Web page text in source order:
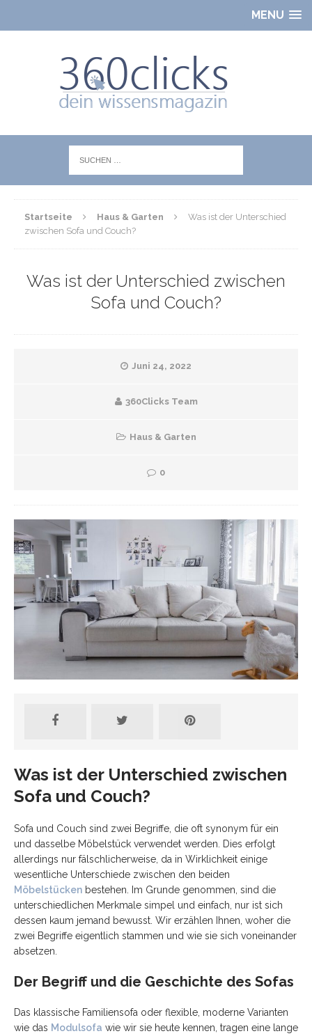
MENU
Startseite Haus & Garten
Was ist der Unterschied
zwischen Sofa und Couch?
Was ist der Unterschied zwischen
Sofa und Couch?
Juni 24, 2022
360Clicks Team
Haus & Garten
0
Was ist der Unterschied zwischen
Sofa und Couch?
Sofa und Couch sind zwei Begriffe, die oft synonym für ein
und dasselbe Möbelstück verwendet werden. Dies erfolgt
allerdings nur fälschlicherweise, da in Wirklichkeit einige
wesentliche Unterschiede zwischen den beiden
Möbelstücken bestehen. Im Grunde genommen, sind die
unterschiedlichen Merkmale simpel und einfach, nur ist sich
dessen kaum jemand bewusst. Wir erzählen Ihnen, woher die
zwei Begriffe eigentlich stammen und wie sie sich voneinander
absetzen.
Der Begriff und die Geschichte des Sofas
Das klassische Familiensofa oder flexible, moderne Varianten
wie das Modulsofa wie wir sie heute kennen, tragen eine lange